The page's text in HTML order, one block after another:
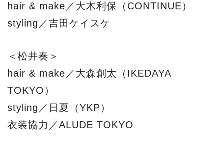
hair & make／大木利保（CONTINUE）
styling／吉田ケイスケ
＜松井奏＞
hair & make／大森創太（IKEDAYA
TOKYO）
styling／日夏（YKP）
衣装協力／ALUDE TOKYO